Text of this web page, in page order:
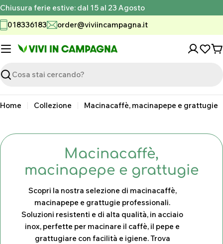
Vai
al
contenuto
Chiusura ferie estive: dal 15 al 23 Agosto
018336183
order@viviincampagna.it
Ricerca
Home Collezione Macinacaffè, macinapepe e grattugie
o
e
Macinacaffè,
macinapepe e grattugie
Scopri la nostra selezione di macinacaffè,
macinapepe e grattugie professionali.
Soluzioni resistenti e di alta qualità, in acciaio
inox, perfette per macinare il caffè, il pepe e
grattugiare con facilità e igiene. Trova